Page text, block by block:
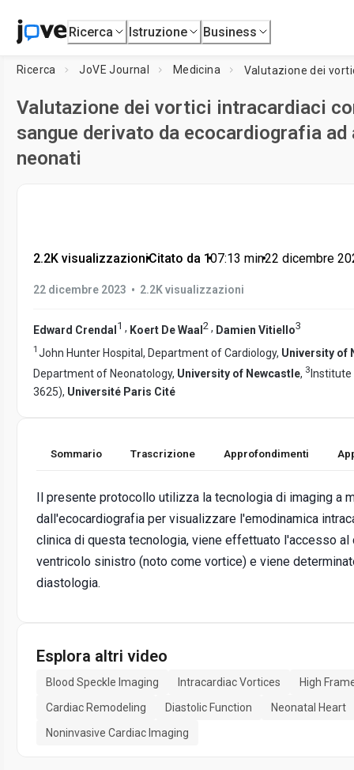
Ricerca Istruzione Business
Ricerca JoVE Journal Medicina
Valutazione dei vortici intracardiaci
sangue derivato da ecocardiografia
neonati
2.2K visualizzazioni•Citato da 1•07:13 min•22 dicembre
22 dicembre 2023 • 2.2K visualizzazioni
Edward Crendal 1 , Koert De Waal 2 , Damien Vitiello3
1 John Hunter Hospital, Department of Cardiology, University of
Department of Neonatology, University of Newcastle, 3 Institute
3625), Université Paris Cité
Sommario Trascrizione Approfondimenti
Il presente protocollo utilizza la tecnologia di imaging a
dall'ecocardiografia per visualizzare l'emodinamica
clinica di questa tecnologia, viene effettuato l'accesso
ventricolo sinistro (noto come vortice) e viene
diastologia.
Esplora altri video
Blood Speckle Imaging Intracardiac Vortices
High
Cardiac Remodeling
Diastolic Function
Neonatal Heart
Noninvasive Cardiac Imaging